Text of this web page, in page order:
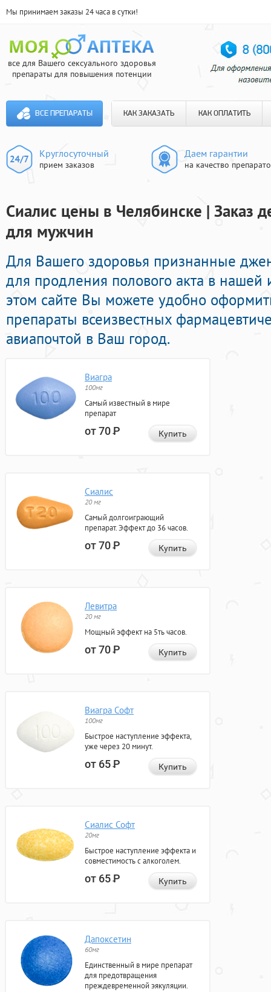
Мы принимаем заказы 24 часа в сутки!
все для Вашего сексуального здоровья
препараты для повышения потенции
ВСЕ ПРЕПАРАТЫ КАК ЗАКАЗАТЬ КАК ОПЛАТИТЬ
Круглосуточный
прием заказов
Даем гарантии
на качество
Сиалис цены в Челябинске | Заказ
для мужчин
Для Вашего здоровья признанные
для продления полового акта в нашей
этом сайте Вы можете удобно
препараты всеизвестных
авиапочтой в Ваш город.
Виагра
100мг
Самый известный в мире
препарат
от 70Р Купить
Сиалис
20 мг
Самый долгоиграющий
препарат. Эффект до 36 часов.
от 70Р Купить
Левитра
20 мг
Мощный эффект на 5ть часов.
от 70Р Купить
Виагра Софт
100мг
Быстрое наступление эффекта,
уже через 20 минут.
от 65Р Купить
Сиалис Софт
20мг
Быстрое наступление эффекта и
совместимость с алкоголем.
от 65Р Купить
Дапоксетин
60мг
Единственный в мире препарат
для предотвращения
преждевременной эякуляции.